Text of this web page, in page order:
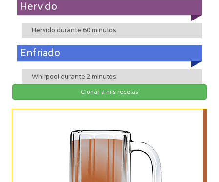
Hervido
Hervido durante 60 minutos
Enfriado
Whirpool durante 2 minutos
Clonar a mis recetas